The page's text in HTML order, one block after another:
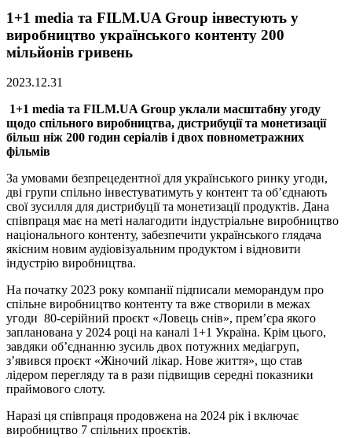
1+1 media та FILM.UA Group інвестують у
виробництво українського контенту 200
мільйонів гривень
2023.12.31
1+1 media та FILM.UA Group уклали масштабну угоду
щодо спільного виробництва, дистрибуції та монетизації
більш ніж 200 годин серіалів і двох повнометражних
фільмів
За умовами безпрецедентної для українського ринку угоди,
дві групи спільно інвестуватимуть у контент та об’єднають
свої зусилля для дистрибуції та монетизації продуктів. Дана
співпраця має на меті налагодити індустріальне виробництво
національного контенту, забезпечити українського глядача
якісним новим аудіовізуальним продуктом і відновити
індустрію виробництва.
На початку 2023 року компанії підписали меморандум про
спільне виробництво контенту та вже створили в межах
угоди 80-серійний проєкт «Ловець снів», премʼєра якого
запланована у 2024 році на каналі 1+1 Україна. Крім цього,
завдяки обʼєднанню зусиль двох потужних медіагруп,
зʼявився проєкт «Жіночий лікар. Нове життя», що став
лідером перегляду та в рази підвищив середні показники
праймового слоту.
Наразі ця співпраця продовжена на 2024 рік і включає
виробництво 7 спільних проєктів.